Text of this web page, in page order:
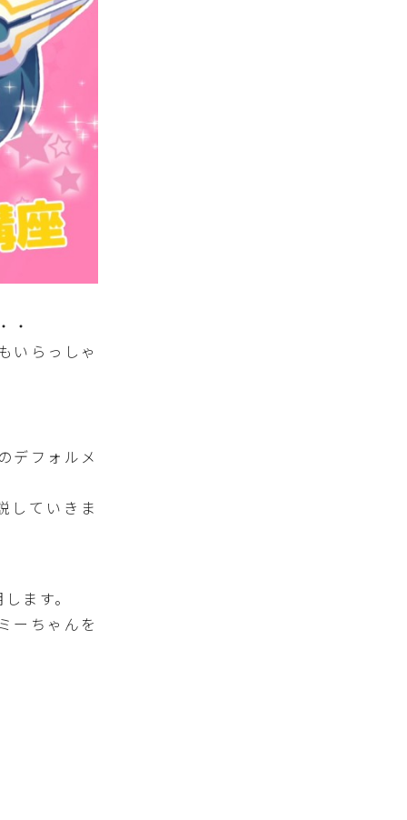
・
いらっしゃ
デフォルメ
していきま
ます。
ーちゃんを